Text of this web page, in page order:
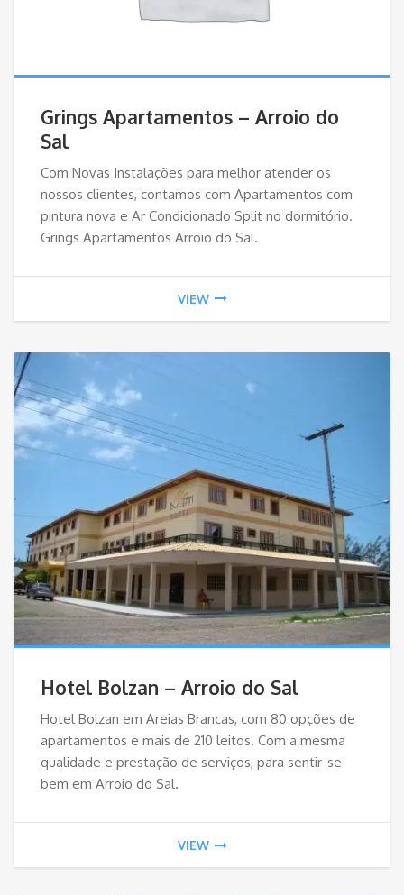
Grings Apartamentos – Arroio do
Sal
Com Novas Instalações para melhor atender os
nossos clientes, contamos com Apartamentos com
pintura nova e Ar Condicionado Split no dormitório.
Grings Apartamentos Arroio do Sal.
VIEW
Hotel Bolzan – Arroio do Sal
Hotel Bolzan em Areias Brancas, com 80 opções de
apartamentos e mais de 210 leitos. Com a mesma
qualidade e prestação de serviços, para sentir-se
bem em Arroio do Sal.
VIEW